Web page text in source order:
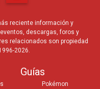
reciente información y
descargas, foros y
relacionados son propiedad
2026.
Guías
Pokémon